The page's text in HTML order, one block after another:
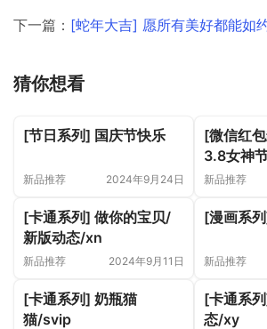
下一篇： [蛇年大吉] 愿所有美好都能如
猜你想看
[节日系列] 国庆节快乐
新品推荐 2024年9月24日
[微信红
3.8女神
气球
新品推荐
[卡通系列] 做你的宝贝/
新版动态/xn
新品推荐 2024年9月11日
[漫画系
新品推荐
[卡通系列] 奶瓶猫
猫/svip
[卡通系
态/xy